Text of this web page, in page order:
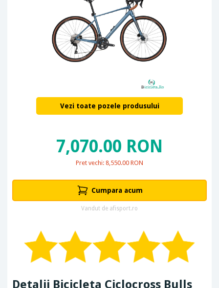
Vezi toate pozele produsului
7,070.00 RON
Pret vechi: 8,550.00 RON
Cumpara acum
Vandut de afisport.ro
Detalii Bicicleta Ciclocross Bulls